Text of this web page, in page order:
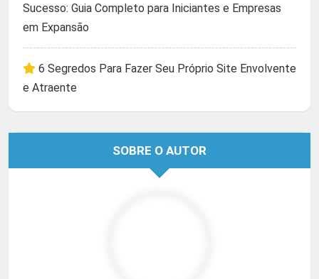
Sucesso: Guia Completo para Iniciantes e Empresas
em Expansão
6 Segredos Para Fazer Seu Próprio Site Envolvente
e Atraente
SOBRE O AUTOR